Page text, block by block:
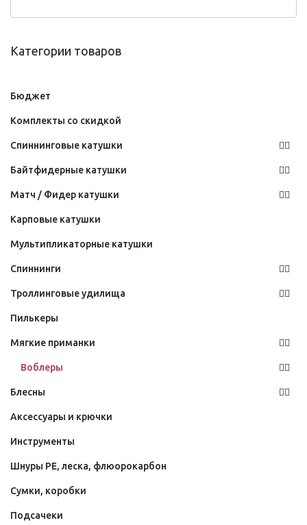
Категории товаров
Бюджет
Комплекты со скидкой
Спиннинговые катушки
Байтфидерные катушки
Матч / Фидер катушки
Карповые катушки
Мультипликаторные катушки
Спиннинги
Троллинговые удилища
Пилькеры
Мягкие приманки
Воблеры
Блесны
Аксессуары и крючки
Инструменты
Шнуры PE, леска, флюорокарбон
Сумки, коробки
Подсачеки